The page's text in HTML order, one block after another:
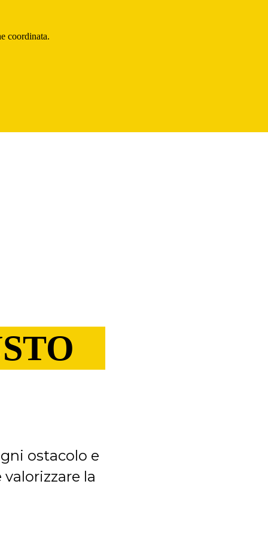
coordinata.
ostacolo e
valorizzare la